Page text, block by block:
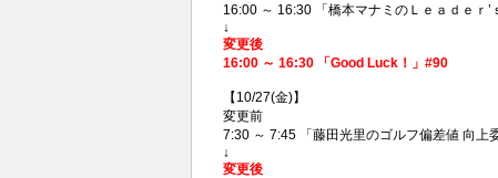
16:00 ～ 16:30 「橋本マナミのＬｅａｄｅｒ’
↓
変更後
16:00 ～ 16:30 「Good Luck！」#90
【10/27(金)】
変更前
7:30 ～ 7:45 「藤田光里のゴルフ偏差値 向上
↓
変更後